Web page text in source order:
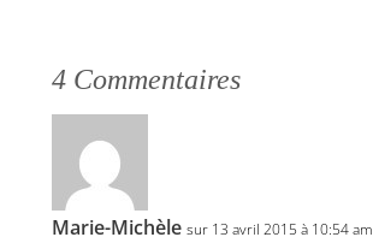
4 Commentaires
Marie-Michèle sur 13 avril 2015 à 10:54 am